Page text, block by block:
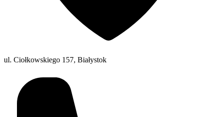
ul. Ciołkowskiego 157, Białystok